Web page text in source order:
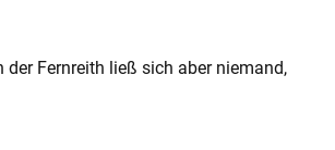
Fernreith ließ sich aber niemand,